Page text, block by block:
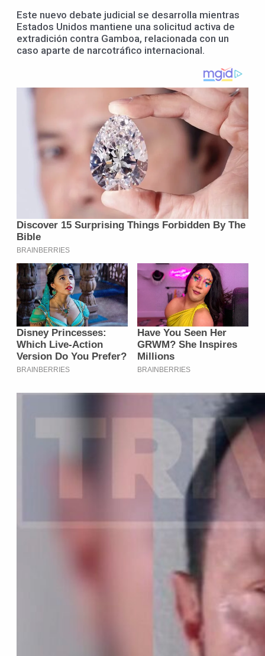
Este nuevo debate judicial se desarrolla mientras
Estados Unidos mantiene una solicitud activa de
extradición contra Gamboa, relacionada con un
caso aparte de narcotráfico internacional.